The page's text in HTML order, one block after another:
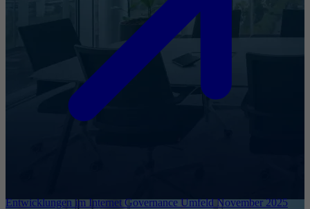
Entwicklungen im Internet Governance Umfeld November 2025